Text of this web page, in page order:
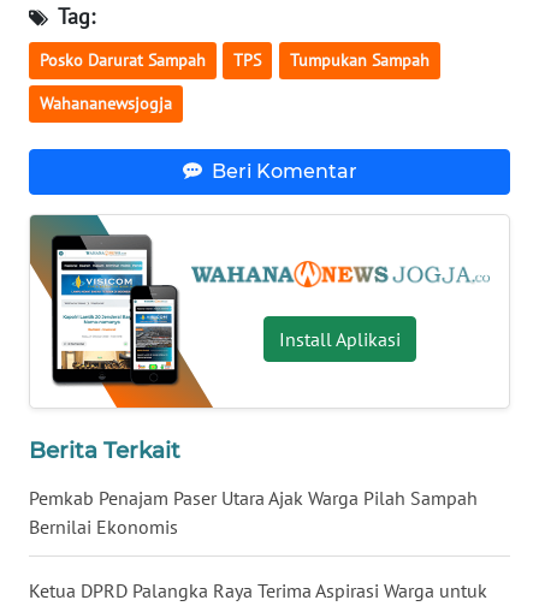
Tag:
Posko Darurat Sampah TPS Tumpukan Sampah
Wahananewsjogja
Beri Komentar
Install Aplikasi
Berita Terkait
Pemkab Penajam Paser Utara Ajak Warga Pilah Sampah
Bernilai Ekonomis
Ketua DPRD Palangka Raya Terima Aspirasi Warga untuk
WN
JATENG
WN
NUSANTARA
WN
JOGJA
WN
JATIM
KALBAR
KALTENG